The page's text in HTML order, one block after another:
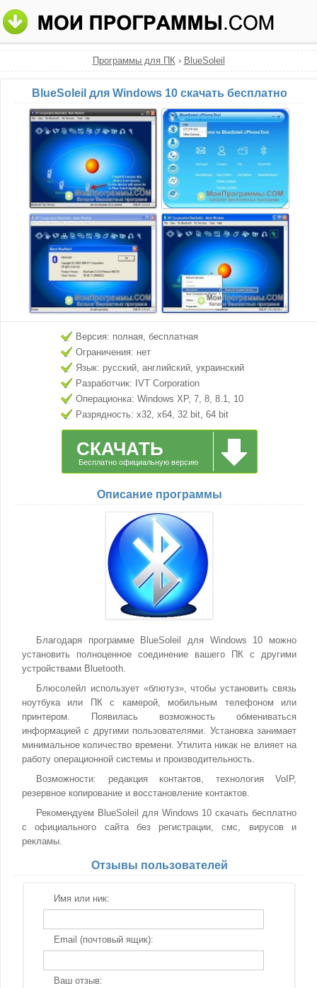
Программы для ПК› BlueSoleil
BlueSoleil для Windows 10 скачать бесплатно
Версия: полная, бесплатная
Ограничения: нет
Язык: русский, английский, украинский
Разработчик: IVT Corporation
Операционка: Windows XP, 7, 8, 8.1, 10
Разрядность: x32, x64, 32 bit, 64 bit
СКАЧАТЬ
Бесплатно официальную версию
Описание программы
Благодаря программе BlueSoleil для Windows 10 можно
установить полноценное соединение вашего ПК с другими
устройствами Bluetooth.
Блюсолейл использует «блютуз», чтобы установить связь
ноутбука или ПК с камерой, мобильным телефоном или
принтером. Появилась возможность обмениваться
информацией с другими пользователями. Установка занимает
минимальное количество времени. Утилита никак не влияет на
работу операционной системы и производительность.
Возможности: редакция контактов, технология VoIP,
резервное копирование и восстановление контактов.
Рекомендуем BlueSoleil для Windows 10 скачать бесплатно
с официального сайта без регистрации, смс, вирусов и
рекламы.
Отзывы пользователей
Имя или ник:
Email (почтовый ящик):
Ваш отзыв: